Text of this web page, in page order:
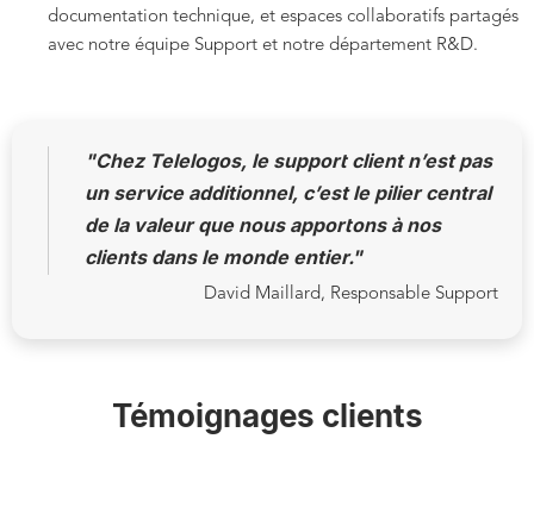
documentation technique, et espaces collaboratifs partagés
avec notre équipe Support et notre département R&D.
"Chez Telelogos, le support client n’est pas
un service additionnel, c’est le pilier central
de la valeur que nous apportons à nos
clients dans le monde entier."
David Maillard, Responsable Support
Témoignages clients